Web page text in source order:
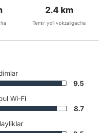
2.4 km
Temir yo’l vokzaligacha
9.5
Wi-Fi
8.7